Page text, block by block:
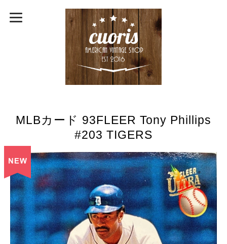
MLBカード 93FLEER Tony Phillips
#203 TIGERS